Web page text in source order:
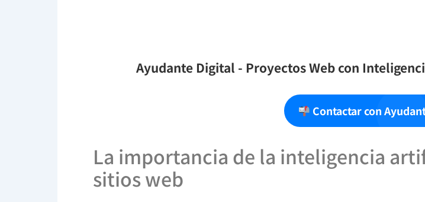
Ayudante Digital - Proyectos Web con
Contactar con
La importancia de la inteligencia
sitios web